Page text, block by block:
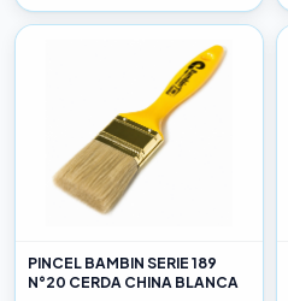
PINCEL BAMBIN SERIE 189
N°20 CERDA CHINA BLANCA